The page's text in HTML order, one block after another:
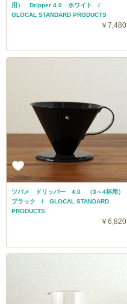
用） Dripper 4.0 ホワイト /
GLOCAL STANDARD PRODUCTS
￥7,480
ツバメ ドリッパー 4.0 （3～4杯用）
ブラック / GLOCAL STANDARD
PRODUCTS
￥6,820